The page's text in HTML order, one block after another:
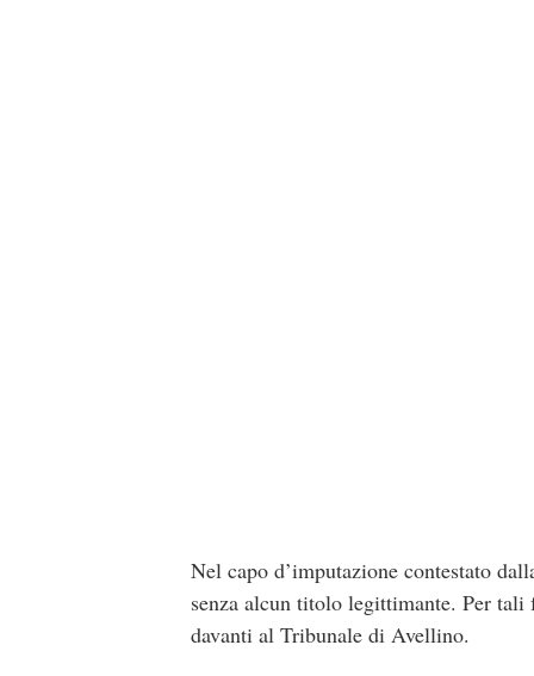
Nel capo d’imputazione contestato
senza alcun titolo legittimante. Per
davanti al Tribunale di Avellino.